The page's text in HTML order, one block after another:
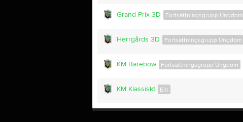
Fortsättningsgrupp Ungdom
Grand Prix 3D
Fortsättningsgrupp Ungdom
Herrgårds 3D
Fortsättningsgrupp Ungdom
KM Barebow
Elit
KM Klassiskt